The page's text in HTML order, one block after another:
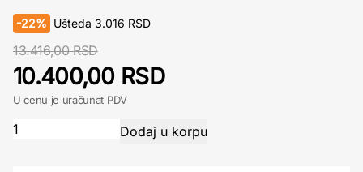
-22% Ušteda 3.016 RSD
13.416,00 RSD
10.400,00 RSD
U cenu je uračunat PDV